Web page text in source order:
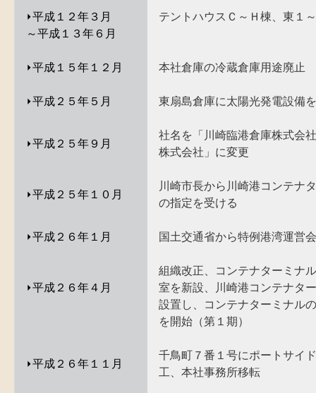
⏵平成１２年３月
～平成１３年６月
テントハウスＣ～Ｈ棟、東１
⏵平成１５年１２月 本社倉庫の冷蔵倉庫用途廃止
⏵平成２５年５月 東扇島倉庫に太陽光発電設備
⏵平成２５年９月
社名を「川崎臨港倉庫株式会
株式会社」に変更
⏵平成２５年１０月
川崎市長から川崎港コンテナ
の指定を受ける
⏵平成２６年１月 国土交通省から特例港湾運営
⏵平成２６年４月
組織改正、コンテナターミナ
室を新設、川崎港コンテナタ
設置し、コンテナターミナル
を開始（第１期）
⏵平成２６年１１月
千鳥町７番１号にポートサイ
工、本社事務所移転